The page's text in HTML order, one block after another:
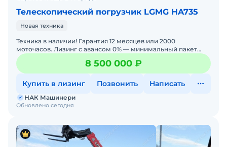
Телескопический погрузчик LGMG HA735
Новая техника
Техника в наличии! Гарантия 12 месяцев или 2000
моточасов. Лизинг с авансом 0% — минимальный пакет
8 500 000 ₽
Купить в лизинг Позвонить Написать
Обновлено сегодня
НАК Машинери